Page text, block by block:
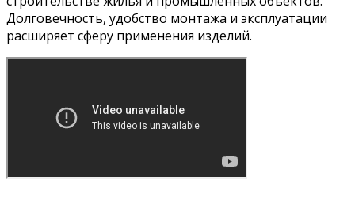
Долговечность, удобство монтажа и эксплуатации
расширяет сферу применения изделий.